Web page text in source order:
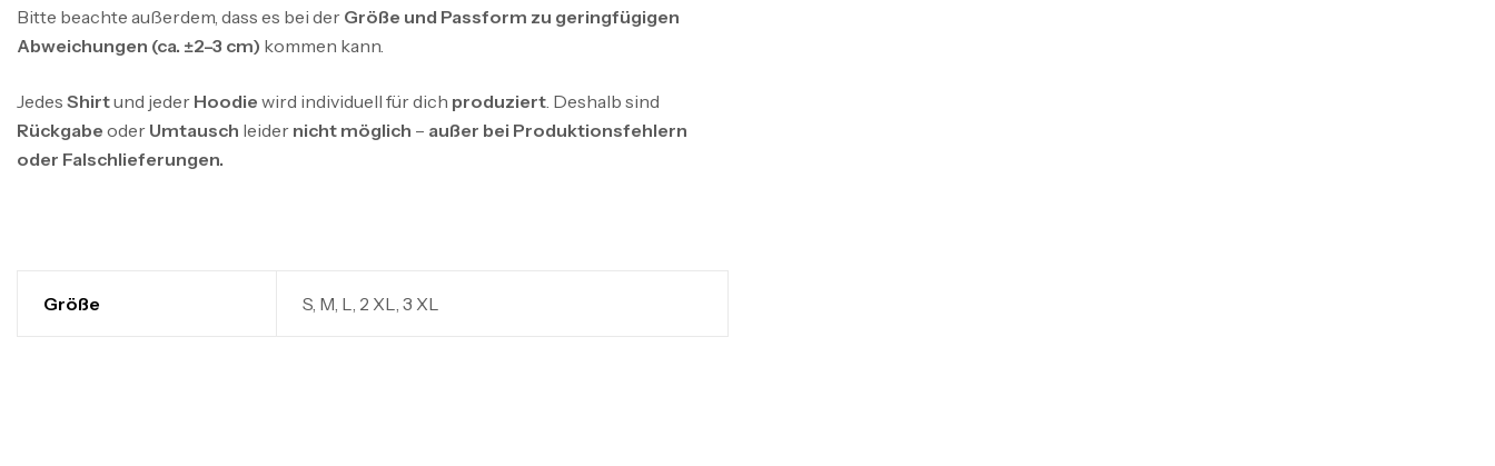
Bitte beachte außerdem, dass es bei der Größe und Passform zu geringfügigen
Abweichungen (ca. ±2–3 cm) kommen kann.
Jedes Shirtund jeder Hoodie wird individuell für dich produziert . Deshalb sind
Rückgabe oder Umtausch leider nicht möglich – außer bei Produktionsfehlern
oder Falschlieferungen.
Größe S, M, L, 2 XL, 3 XL